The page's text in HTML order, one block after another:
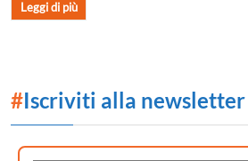
Leggi di più
#Iscriviti alla newsletter